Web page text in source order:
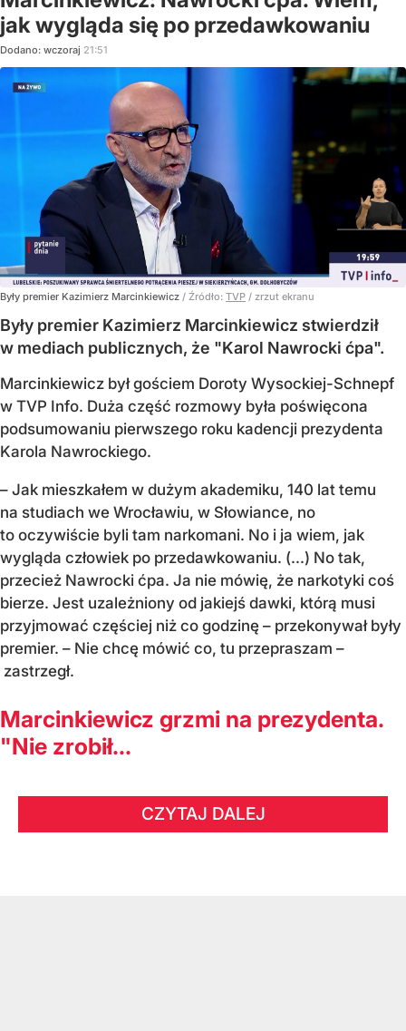
jak wygląda się po przedawkowaniu
Dodano: wczoraj 21:51
Były premier Kazimierz Marcinkiewicz / Źródło: TVP / zrzut ekranu
Były premier Kazimierz Marcinkiewicz stwierdził
w mediach publicznych, że "Karol Nawrocki ćpa".
Marcinkiewicz był gościem Doroty Wysockiej-Schnepf
w TVP Info. Duża część rozmowy była poświęcona
podsumowaniu pierwszego roku kadencji prezydenta
Karola Nawrockiego.
– Jak mieszkałem w dużym akademiku, 140 lat temu
na studiach we Wrocławiu, w Słowiance, no
to oczywiście byli tam narkomani. No i ja wiem, jak
wygląda człowiek po przedawkowaniu. (...) No tak,
przecież Nawrocki ćpa. Ja nie mówię, że narkotyki coś
bierze. Jest uzależniony od jakiejś dawki, którą musi
przyjmować częściej niż co godzinę – przekonywał były
premier. – Nie chcę mówić co, tu przepraszam –
zastrzegł.
Marcinkiewicz grzmi na prezydenta.
"Nie zrobił...
CZYTAJ DALEJ